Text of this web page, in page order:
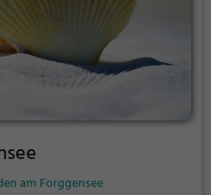
am Forggensee